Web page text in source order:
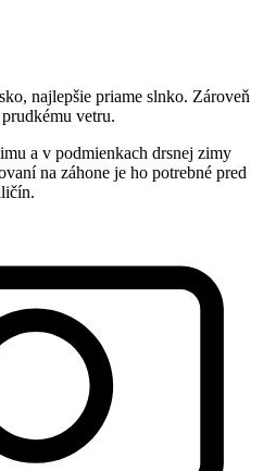
najlepšie priame slnko. Zároveň
vetru.
a v podmienkach drsnej zimy
na záhone je ho potrebné pred